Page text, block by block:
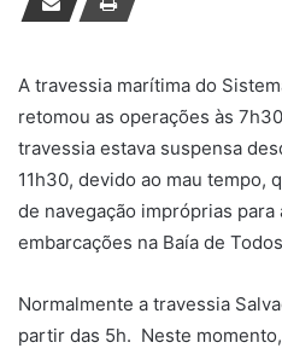
m
e
m
a
i
l
A travessia marítima do
retomou as operações às
travessia estava suspensa
11h30, devido ao mau tempo,
de navegação impróprias para
embarcações na Baía de
Normalmente a travessia
partir das 5h. Neste